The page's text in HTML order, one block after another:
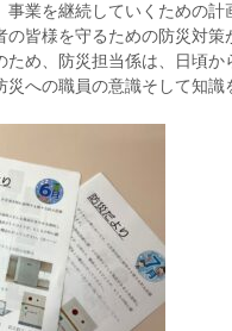
業を継続していくための計
の皆様を守るための防災対
ため、防災担当係は、日頃
災への職員の意識そして知識